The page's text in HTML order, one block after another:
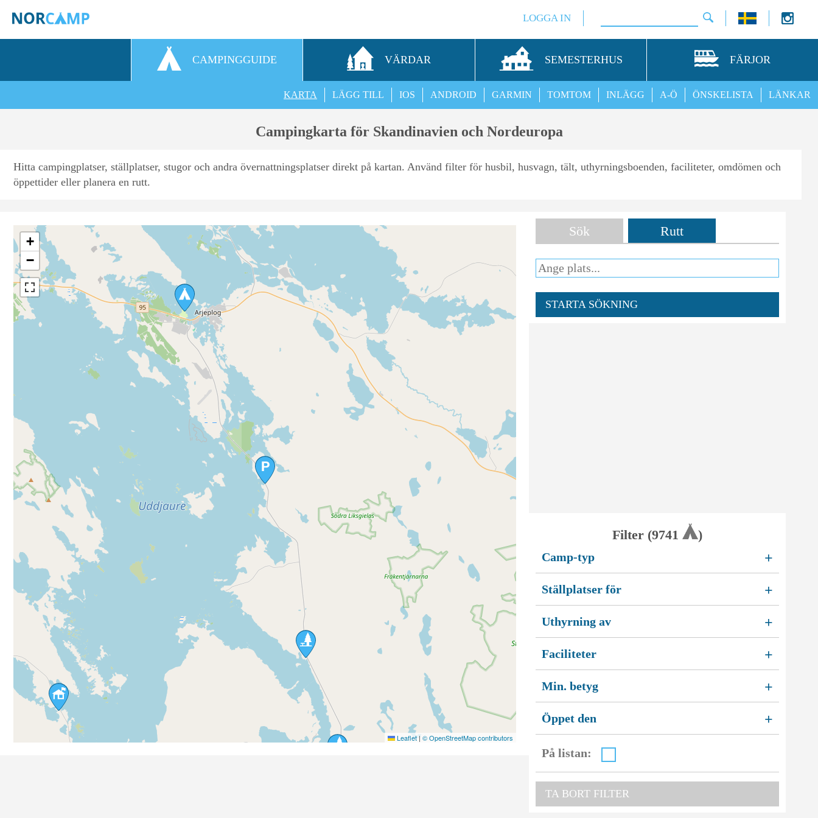
LOGGA IN
CAMPINGGUIDE VÄRDAR SEMESTERHUS FÄRJOR
LÄNKAR
ÖNSKELISTA
A-Ö
INLÄGG
TOMTOM
GARMIN
ANDROID
IOS
LÄGG TILL
KARTA
Campingkarta för Skandinavien och Nordeuropa
Hitta campingplatser, ställplatser, stugor och andra övernattningsplatser direkt på kartan. Använd filter för husbil, husvagn, tält, uthyrningsboenden, faciliteter, omdömen och
öppettider eller planera en rutt.
+
−
Leaflet | © OpenStreetMap contributors
Sök Rutt
STARTA SÖKNING
Filter (9741 )
Camp-typ +
Ställplatser för +
Uthyrning av +
Faciliteter +
Min. betyg +
Öppet den +
På listan:
TA BORT FILTER